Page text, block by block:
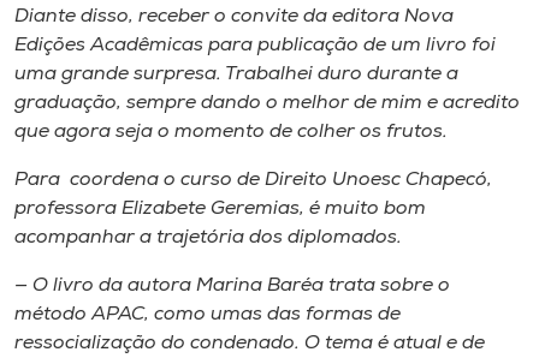
Diante disso, receber o convite da editora Nova
Edições Acadêmicas para publicação de um livro foi
uma grande surpresa. Trabalhei duro durante a
graduação, sempre dando o melhor de mim e acredito
que agora seja o momento de colher os frutos.
Para coordena o curso de Direito Unoesc Chapecó,
professora Elizabete Geremias, é muito bom
acompanhar a trajetória dos diplomados.
— O livro da autora Marina Baréa trata sobre o
método APAC, como umas das formas de
ressocialização do condenado. O tema é atual e de